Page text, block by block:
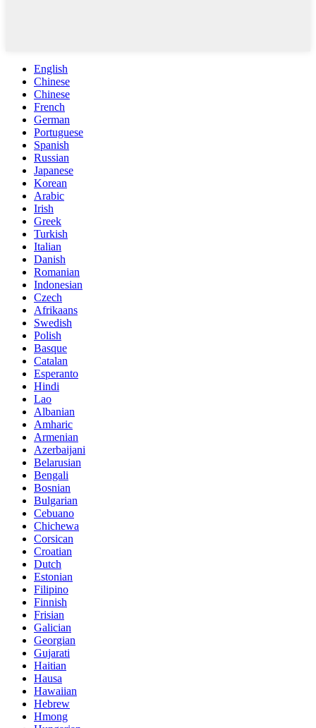
English
Chinese
Chinese
French
German
Portuguese
Spanish
Russian
Japanese
Korean
Arabic
Irish
Greek
Turkish
Italian
Danish
Romanian
Indonesian
Czech
Afrikaans
Swedish
Polish
Basque
Catalan
Esperanto
Hindi
Lao
Albanian
Amharic
Armenian
Azerbaijani
Belarusian
Bengali
Bosnian
Bulgarian
Cebuano
Chichewa
Corsican
Croatian
Dutch
Estonian
Filipino
Finnish
Frisian
Galician
Georgian
Gujarati
Haitian
Hausa
Hawaiian
Hebrew
Hmong